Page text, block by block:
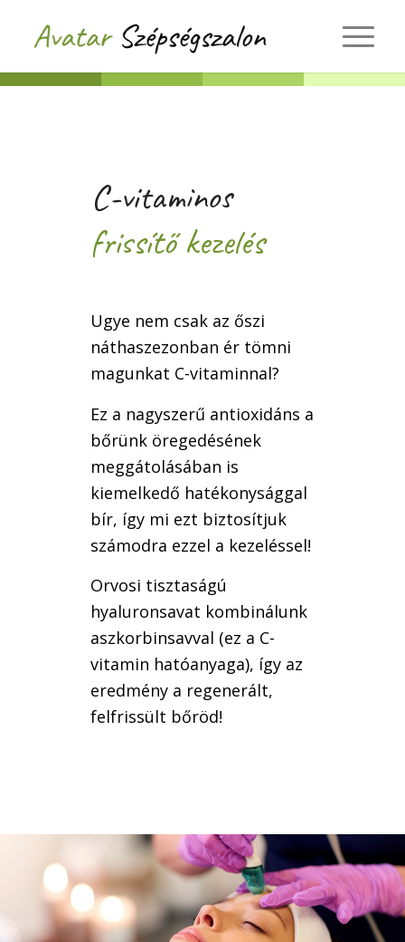
C-vitaminos
frissítő kezelés
Ugye nem csak az őszi
náthaszezonban ér tömni
magunkat C-vitaminnal?
Ez a nagyszerű antioxidáns a
bőrünk öregedésének
meggátolásában is
kiemelkedő hatékonysággal
bír, így mi ezt biztosítjuk
számodra ezzel a kezeléssel!
Orvosi tisztaságú
hyaluronsavat kombinálunk
aszkorbinsavval (ez a C-
vitamin hatóanyaga), így az
eredmény a regenerált,
felfrissült bőröd!